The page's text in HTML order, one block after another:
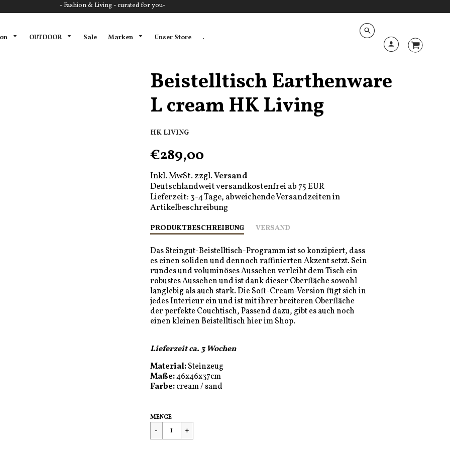
- Fashion & Living - curated for you-
OUTDOOR Sale Marken Unser Store .
Beistelltisch Earthenware
L cream HK Living
HK LIVING
€289,00
Inkl. MwSt. zzgl.Versand
Deutschlandweit versandkostenfrei ab 75 EUR
Lieferzeit: 3-4 Tage, abweichende Versandzeiten in
Artikelbeschreibung
PRODUKTBESCHREIBUNG VERSAND
Das Steingut-Beistelltisch-Programm ist so konzipiert, dass
es einen soliden und dennoch raffinierten Akzent setzt. Sein
rundes und voluminöses Aussehen verleiht dem Tisch ein
robustes Aussehen und ist dank dieser Oberfläche sowohl
langlebig als auch stark. Die Soft-Cream-Version fügt sich in
jedes Interieur ein und ist mit ihrer breiteren Oberfläche
der perfekte Couchtisch, Passend dazu, gibt es auch noch
einen kleinen Beistelltisch hier im Shop.
Lieferzeit ca. 3 Wochen
Material:Steinzeug
Maße:46x46x37cm
Farbe:cream / sand
Regulärer
€289,00
MENGE